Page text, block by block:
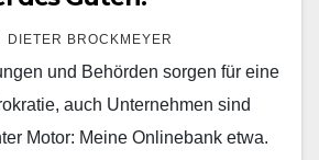
DIETER BROCKMEYER
und Behörden sorgen für eine
auch Unternehmen sind
Motor: Meine Onlinebank etwa.